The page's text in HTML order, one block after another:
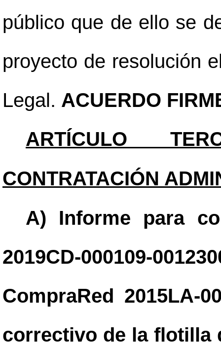
público que de ello se
proyecto de resolución
Legal. ACUERDO
ARTÍCULO
CONTRATACIÓN
A) Informe para
2019CD-000109-
CompraRed 2015LA-
correctivo de la flotilla